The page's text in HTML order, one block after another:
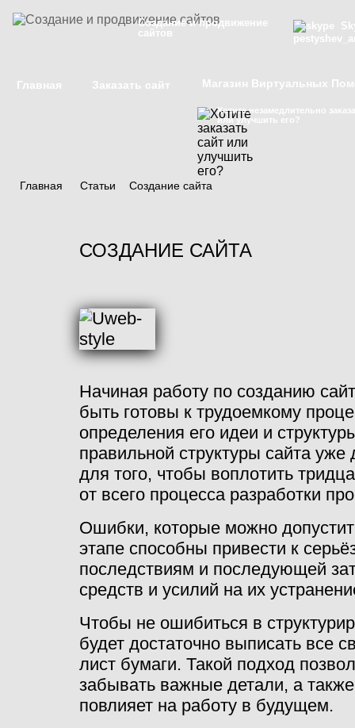
Создание и продвижение
сайтов
Главная Заказать сайт Магазин Виртуальных
Хотите незамедлительно
или улучшить его?
Главная Статьи Создание сайта
СОЗДАНИЕ САЙТА
Начиная работу по созданию
быть готовы к трудоемкому
определения его идеи и
правильной структуры сайта уже
для того, чтобы воплотить
от всего процесса разработки
Ошибки, которые можно
этапе способны привести к
последствиям и последующей
средств и усилий на их
Чтобы не ошибиться в
будет достаточно выписать все
лист бумаги. Такой подход
забывать важные детали, а
повлияет на работу в будущем.